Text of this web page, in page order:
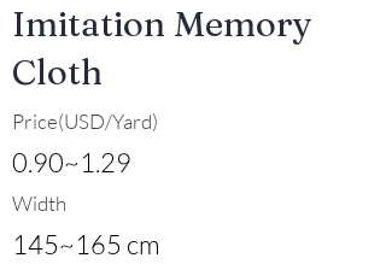
Imitation Memory
Cloth
Price(USD/Yard)
0.90~1.29
Width
145~165 cm